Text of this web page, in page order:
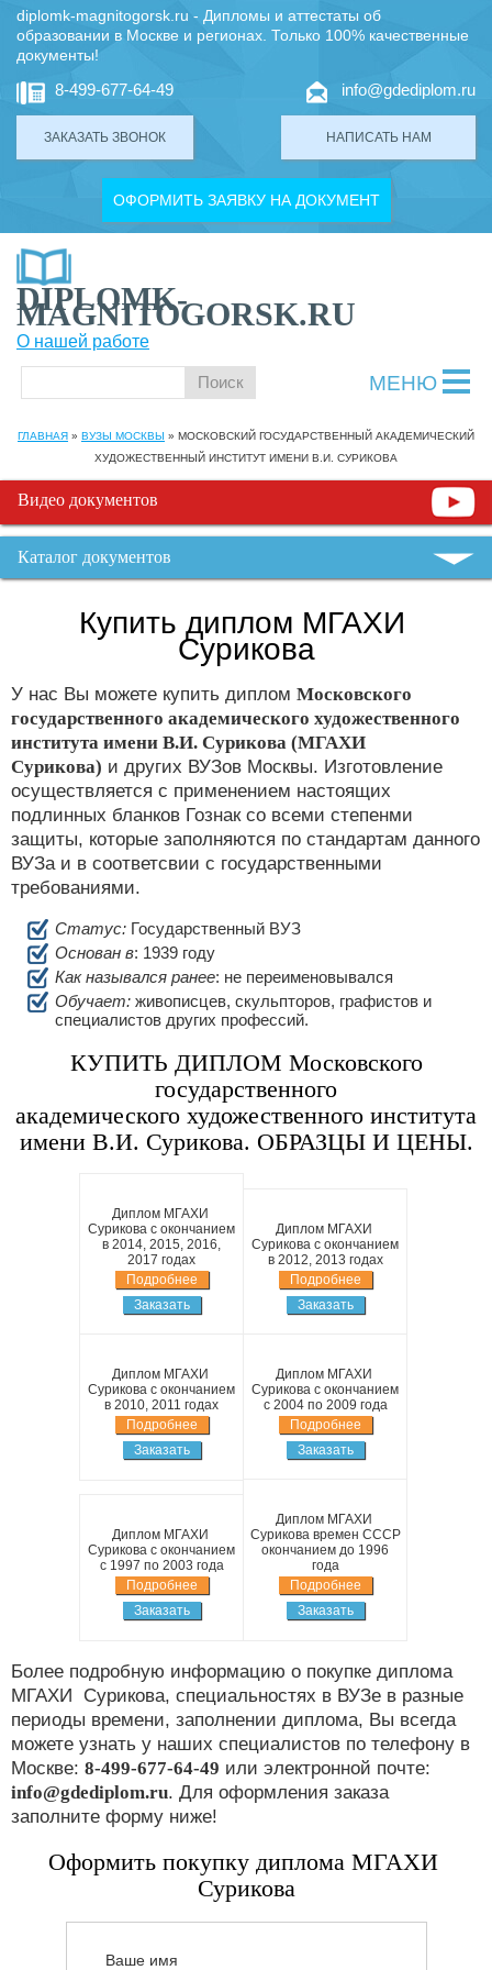
diplomk-magnitogorsk.ru - Дипломы и аттестаты об
образовании в Москве и регионах. Только 100% качественные
документы!
8-499-677-64-49
ЗАКАЗАТЬ ЗВОНОК
info@gdediplom.ru
НАПИСАТЬ НАМ
ОФОРМИТЬ ЗАЯВКУ НА ДОКУМЕНТ
DIPLOMK-
MAGNITOGORSK.RU
О нашей работе
МЕНЮ
ГЛАВНАЯ » ВУЗЫ МОСКВЫ » МОСКОВСКИЙ ГОСУДАРСТВЕННЫЙ АКАДЕМИЧЕСКИЙ
ХУДОЖЕСТВЕННЫЙ ИНСТИТУТ ИМЕНИ В.И. СУРИКОВА
Видео документов
Каталог документов
Купить диплом МГАХИ
Сурикова
У нас Вы можете купить диплом Московского
государственного академического художественного
института имени В.И. Сурикова (МГАХИ
Сурикова) и других ВУЗов Москвы. Изготовление
осуществляется с применением настоящих
подлинных бланков Гознак со всеми степенми
защиты, которые заполняются по стандартам данного
ВУЗа и в соответсвии с государственными
требованиями.
Статус: Государственный ВУЗ
Основан в: 1939 году
Как назывался ранее: не переименовывался
Обучает: живописцев, скульпторов, графистов и
специалистов других профессий.
КУПИТЬ ДИПЛОМ Московского
государственного
академического художественного института
имени В.И. Сурикова. ОБРАЗЦЫ И ЦЕНЫ.
Диплом МГАХИ
Сурикова с окончанием
в 2014, 2015, 2016,
2017 годах
Подробнее
Заказать
Диплом МГАХИ
Сурикова с окончанием
в 2012, 2013 годах
Подробнее
Заказать
Диплом МГАХИ
Сурикова с окончанием
в 2010, 2011 годах
Подробнее
Заказать
Диплом МГАХИ
Сурикова с окончанием
с 2004 по 2009 года
Подробнее
Заказать
Диплом МГАХИ
Сурикова с окончанием
с 1997 по 2003 года
Подробнее
Заказать
Диплом МГАХИ
Сурикова времен СССР
окончанием до 1996
года
Подробнее
Заказать
Более подробную информацию о покупке диплома
МГАХИ Сурикова, специальностях в ВУЗе в разные
периоды времени, заполнении диплома, Вы всегда
можете узнать у наших специалистов по телефону в
Москве: 8-499-677-64-49 или электронной почте:
info@gdediplom.ru. Для оформления заказа
заполните форму ниже!
Оформить покупку диплома МГАХИ
Сурикова
Ваше имя